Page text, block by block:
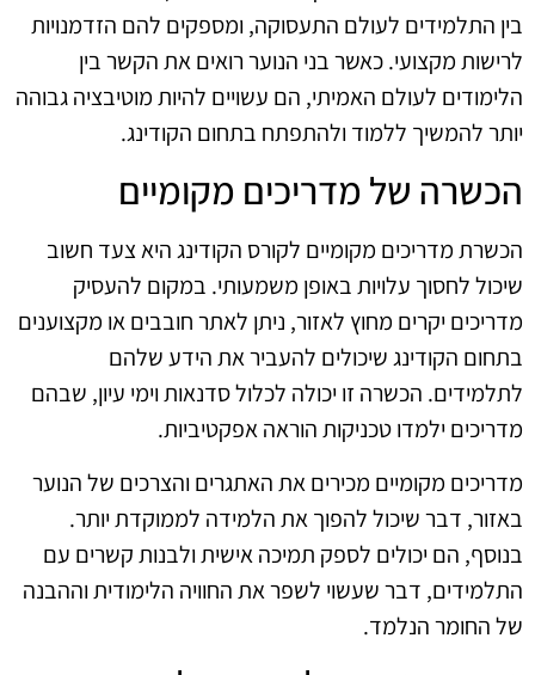
בין התלמידים לעולם התעסוקה, ומספקים להם הזדמנויות
לרישות מקצועי. כאשר בני הנוער רואים את הקשר בין
הלימודים לעולם האמיתי, הם עשויים להיות מוטיבציה גבוהה
יותר להמשיך ללמוד ולהתפתח בתחום הקודינג.
הכשרה של מדריכים מקומיים
הכשרת מדריכים מקומיים לקורס הקודינג היא צעד חשוב
שיכול לחסוך עלויות באופן משמעותי. במקום להעסיק
מדריכים יקרים מחוץ לאזור, ניתן לאתר חובבים או מקצוענים
בתחום הקודינג שיכולים להעביר את הידע שלהם
לתלמידים. הכשרה זו יכולה לכלול סדנאות וימי עיון, שבהם
מדריכים ילמדו טכניקות הוראה אפקטיביות.
מדריכים מקומיים מכירים את האתגרים והצרכים של הנוער
באזור, דבר שיכול להפוך את הלמידה לממוקדת יותר.
בנוסף, הם יכולים לספק תמיכה אישית ולבנות קשרים עם
התלמידים, דבר שעשוי לשפר את החוויה הלימודית וההבנה
של החומר הנלמד.